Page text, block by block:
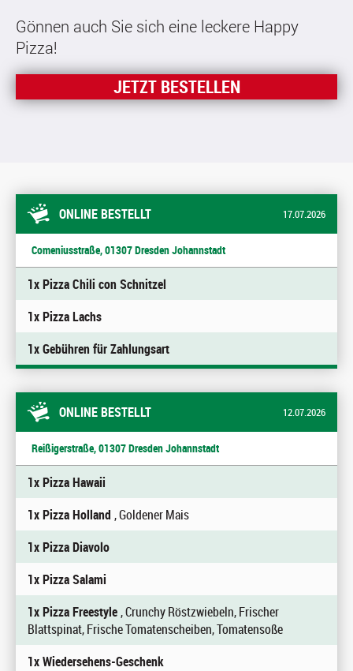
Gönnen auch Sie sich eine leckere Happy
Pizza!
JETZT BESTELLEN
ONLINE BESTELLT 17.07.2026
Comeniusstraße, 01307 Dresden Johannstadt
1x Pizza Chili con Schnitzel
1x Pizza Lachs
1x Gebühren für Zahlungsart
ONLINE BESTELLT 12.07.2026
Reißigerstraße, 01307 Dresden Johannstadt
1x Pizza Hawaii
1x Pizza Holland , Goldener Mais
1x Pizza Diavolo
1x Pizza Salami
1x Pizza Freestyle, Crunchy Röstzwiebeln, Frischer
Blattspinat, Frische Tomatenscheiben, Tomatensoße
1x Wiedersehens-Geschenk